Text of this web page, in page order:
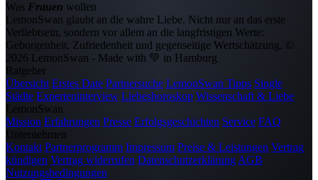
Was Frauen wollen
LemonSwan glaubt an die wahre Liebe. Nicht nur an das erste
Verliebtsein, sondern vor allem an die langfristigen Werte:
Geborgenheit, Zufriedenheit und gegenseitige Wertschätzung. ©
2026 LemonSwan - Made with 💚 in Hamburg
Ratgeber
Übersicht Erstes Date Partnersuche LemonSwan Tipps Single
Städte Experteninterview Liebeshoroskop Wissenschaft & Liebe
LemonSwan
Mission Erfahrungen Presse Erfolgsgeschichten Service FAQ
Unternehmen
Kontakt Partnerprogramm Impressum Preise & Leistungen Vertrag
kündigen Vertrag widerrufen Datenschutzerklärung AGB
Nutzungsbedingungen